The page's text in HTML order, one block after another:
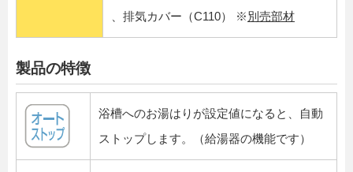
、排気カバー（C110） ※別売部材
製品の特徴
浴槽へのお湯はりが設定値になると、自動
ストップします。（給湯器の機能です）